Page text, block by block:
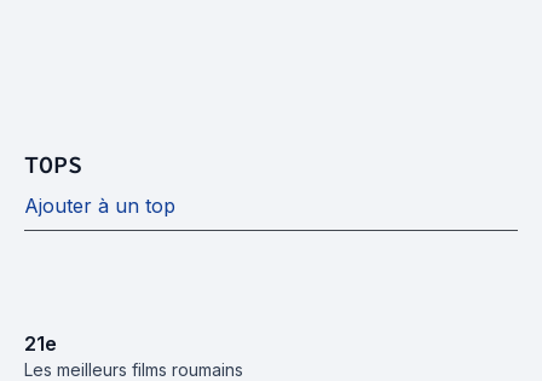
TOPS
Ajouter à un top
21e
Les meilleurs films roumains